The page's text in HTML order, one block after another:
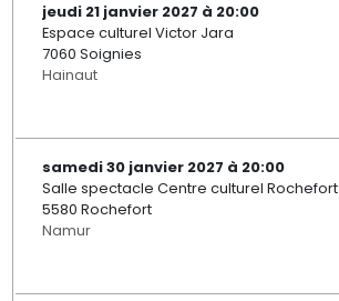
jeudi 21 janvier 2027 à 20:00
Espace culturel Victor Jara
7060 Soignies
Hainaut
samedi 30 janvier 2027 à 20:00
Salle spectacle Centre culturel Rochefort
5580 Rochefort
Namur